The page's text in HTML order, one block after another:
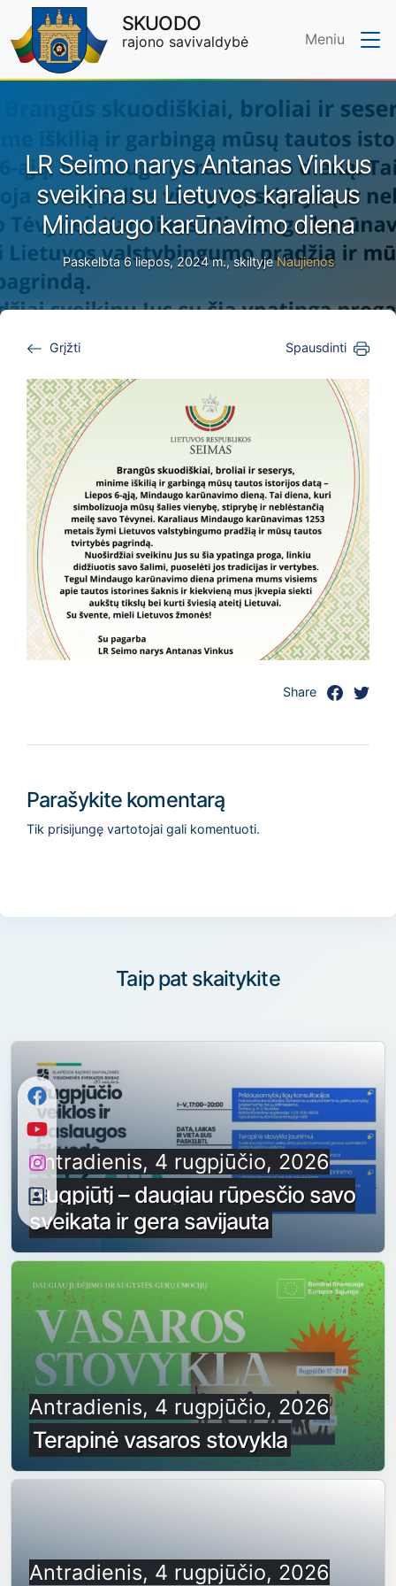
Skip to main content
SKUODO
rajono savivaldybė Meniu
LR Seimo narys Antanas Vinkus
sveikina su Lietuvos karaliaus
Mindaugo karūnavimo diena
Paskelbta 6 liepos, 2024 m., skiltyjeNaujienos
Grįžti Spausdinti
Share
Parašykite komentarą
Tik prisijungęvartotojai gali komentuoti.
Taip pat skaitykite
Antradienis, 4 rugpjūčio, 2026
Rugpjūtį – daugiau rūpesčio savo
sveikata ir gera savijauta
Antradienis, 4 rugpjūčio, 2026
Terapinė vasaros stovykla
Antradienis, 4 rugpjūčio, 2026